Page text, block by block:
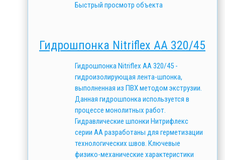
Быстрый просмотр объекта
Гидрошпонка Nitriflex АА 320/45
Гидрошпонка Nitriflex АА 320/45 -
гидроизолирующая лента-шпонка,
выполненная из ПВХ методом экструзии.
Данная гидрошпонка используется в
процессе монолитных работ.
Гидравлические шпонки Нитрифлекс
серии АА разработаны для герметизации
технологических швов. Ключевые
физико-механические характеристики